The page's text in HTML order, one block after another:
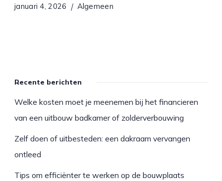
januari 4, 2026 Algemeen
Recente berichten
Welke kosten moet je meenemen bij het financieren
van een uitbouw badkamer of zolderverbouwing
Zelf doen of uitbesteden: een dakraam vervangen
ontleed
Tips om efficiënter te werken op de bouwplaats